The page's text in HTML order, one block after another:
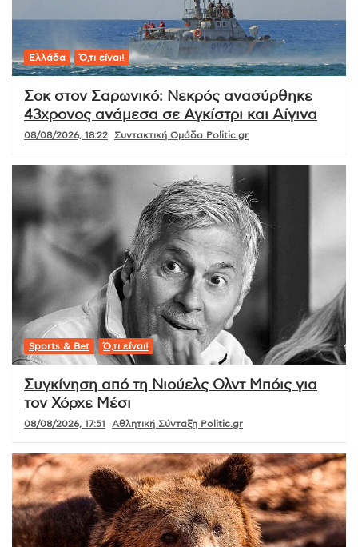
Ελλάδα Ό,τι είναι!
Σοκ στον Σαρωνικό: Νεκρός ανασύρθηκε
43χρονος ανάμεσα σε Αγκίστρι και Αίγινα
08/08/2026, 18:22 Συντακτική Ομάδα Politic.gr
Sports & Bet Ό,τι είναι!
Συγκίνηση από τη Νιούελς Ολντ Μπόις για
τον Χόρχε Μέσι
08/08/2026, 17:51 Αθλητική Σύνταξη Politic.gr